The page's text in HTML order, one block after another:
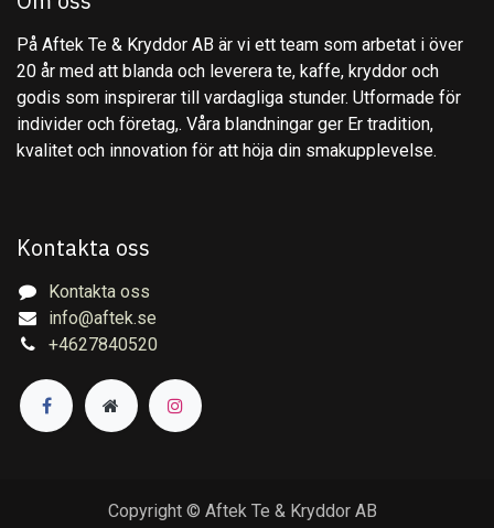
På Aftek Te & Kryddor AB är vi ett team som arbetat i över
20 år med att blanda och leverera te, kaffe, kryddor och
godis som inspirerar till vardagliga stunder. Utformade för
individer och företag,. Våra blandningar ger Er tradition,
kvalitet och innovation för att höja din smakupplevelse.
Kontakta oss
Kontakta oss
info@aftek.se
+4627840520
Copyright © Aftek Te & Kryddor AB